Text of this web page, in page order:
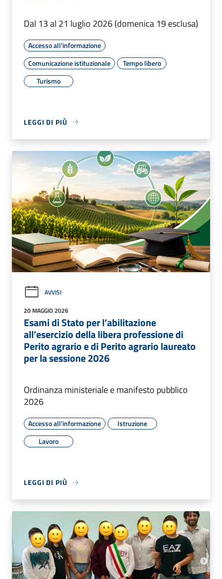
Dal 13 al 21 luglio 2026 (domenica 19 esclusa)
Accesso all'informazione
Comunicazione istituzionale
Tempo libero
Turismo
LEGGI DI PIÙ
AVVISI
20 MAGGIO 2026
Esami di Stato per l’abilitazione
all’esercizio della libera professione di
Perito agrario e di Perito agrario laureato
per la sessione 2026
Ordinanza ministeriale e manifesto pubblico
2026
Accesso all'informazione
Istruzione
Lavoro
LEGGI DI PIÙ